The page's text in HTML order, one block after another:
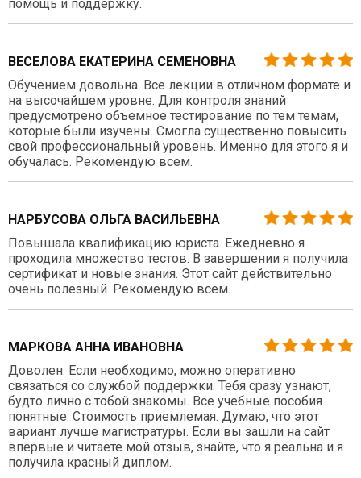
помощь и поддержку.
ВЕСЕЛОВА ЕКАТЕРИНА СЕМЕНОВНА
Обучением довольна. Все лекции в отличном формате и
на высочайшем уровне. Для контроля знаний
предусмотрено объемное тестирование по тем темам,
которые были изучены. Смогла существенно повысить
свой профессиональный уровень. Именно для этого я и
обучалась. Рекомендую всем.
НАРБУСОВА ОЛЬГА ВАСИЛЬЕВНА
Повышала квалификацию юриста. Ежедневно я
проходила множество тестов. В завершении я получила
сертификат и новые знания. Этот сайт действительно
очень полезный. Рекомендую всем.
МАРКОВА АННА ИВАНОВНА
Доволен. Если необходимо, можно оперативно
связаться со службой поддержки. Тебя сразу узнают,
будто лично с тобой знакомы. Все учебные пособия
понятные. Стоимость приемлемая. Думаю, что этот
вариант лучше магистратуры. Если вы зашли на сайт
впервые и читаете мой отзыв, знайте, что я реальна и я
получила красный диплом.